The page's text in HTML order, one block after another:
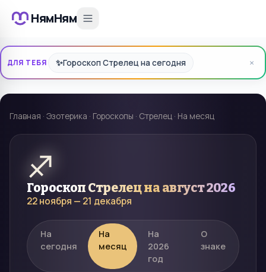
НямНям
ДЛЯ ТЕБЯ ✨Гороскоп Стрелец на сегодня ×
Главная · Эзотерика · Гороскопы · Стрелец · На месяц
♐
Гороскоп Стрелецна август 2026
22 ноября — 21 декабря
На
сегодня
На
месяц
На
2026
год
О
знаке